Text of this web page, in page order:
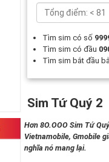
Tìm sim có số
Tìm sim có đầu
Tìm sim bắt đầu
Sim Tứ Quý 2
Hơn 8O.OOO Sim Tứ
Vietnamobile, Gmobile
nghĩa nó mang lại.